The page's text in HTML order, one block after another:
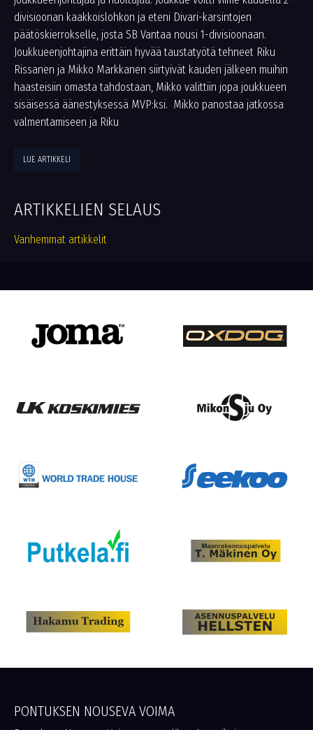
divisioonan kaakkoislohkon ja eteni Divari-karsintojen
päätöskierrokselle, josta SB Vantaa nousi 1-divisioonaan.
Joukkueenjohtajina erittäin hyvää taustatyötä tehneet Riku
Rissanen ja Mikko Markkanen siirtyivät kauden jälkeen muihin
haasteisiin omasta tahdostaan, Mikko valittiin jopa joukkueen
sisäisessä äänestyksessä MVP:ksi. Mikko panostaa jatkossa
valmentamiseen ja Riku
LUE ARTIKKELI
ARTIKKELIEN SELAUS
Vanhemmat artikkelit
PONTUKSEN NOUSEVA VOIMA